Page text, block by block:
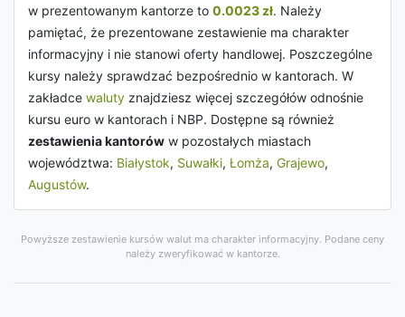
w prezentowanym kantorze to 0.0023 zł. Należy
pamiętać, że prezentowane zestawienie ma charakter
informacyjny i nie stanowi oferty handlowej. Poszczególne
kursy należy sprawdzać bezpośrednio w kantorach. W
zakładce waluty znajdziesz więcej szczegółów odnośnie
kursu euro w kantorach i NBP. Dostępne są również
zestawienia kantorów w pozostałych miastach
województwa: Białystok, Suwałki, Łomża, Grajewo,
Augustów.
Powyższe zestawienie kursów walut ma charakter informacyjny. Podane ceny
należy zweryfikować w kantorze.